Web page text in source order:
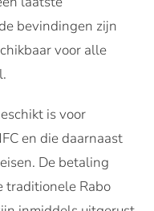
bevindingen zijn
voor alle
is voor
en die daarnaast
De betaling
traditionele Rabo